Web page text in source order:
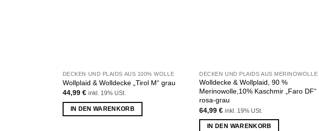
DECKEN UND PLAIDS AUS 100% WOLLE
Wollplaid & Wolldecke „Tirol M“ grau
44,99 € inkl. 19% USt.
IN DEN WARENKORB
Wolldecke & Wollplaid, 90 %
Merinowolle,10% Kaschmir „Faro DF“
rosa-grau
64,99€ inkl. 19% USt.
IN DEN WARENKORB